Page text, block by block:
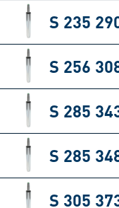
S 235
S 256
S 285
S 285
S 305